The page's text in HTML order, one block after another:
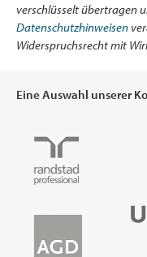
verschlüsselt übertragen
Datenschutzhinweisen
Widerspruchsrecht mit
Eine Auswahl unserer